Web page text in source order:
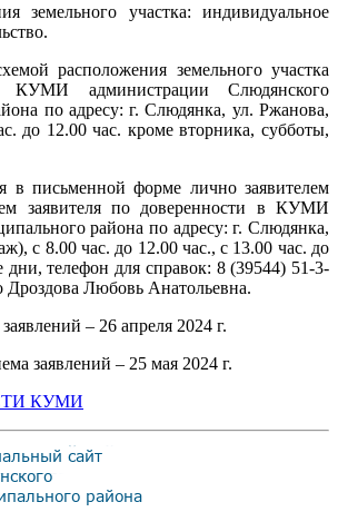
земельного участка: индивидуальное
расположения земельного участка
КУМИ администрации Слюдянского
по адресу: г. Слюдянка, ул. Ржанова,
до 12.00 час. кроме вторника, субботы,
в письменной форме лично заявителем
заявителя по доверенности в КУМИ
района по адресу: г. Слюдянка,
с 8.00 час. до 12.00 час., с 13.00 час. до
дни, телефон для справок: 8 (39544) 51-3-
Дроздова Любовь Анатольевна.
– 26 апреля 2024 г.
заявлений – 25 мая 2024 г.
КУМИ